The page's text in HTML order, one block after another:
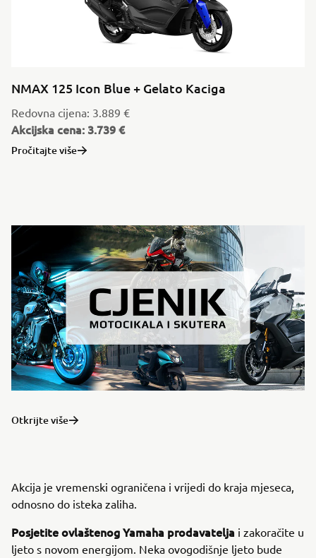
NMAX 125 Icon Blue + Gelato Kaciga
Redovna cijena: 3.889 €
Akcijska cena: 3.739 €
Pročitajte više
Otkrijte više
Akcija je vremenski ograničena i vrijedi do kraja mjeseca,
odnosno do isteka zaliha.
Posjetite ovlaštenog Yamaha prodavatelja i zakoračite u
ljeto s novom energijom. Neka ovogodišnje ljeto bude